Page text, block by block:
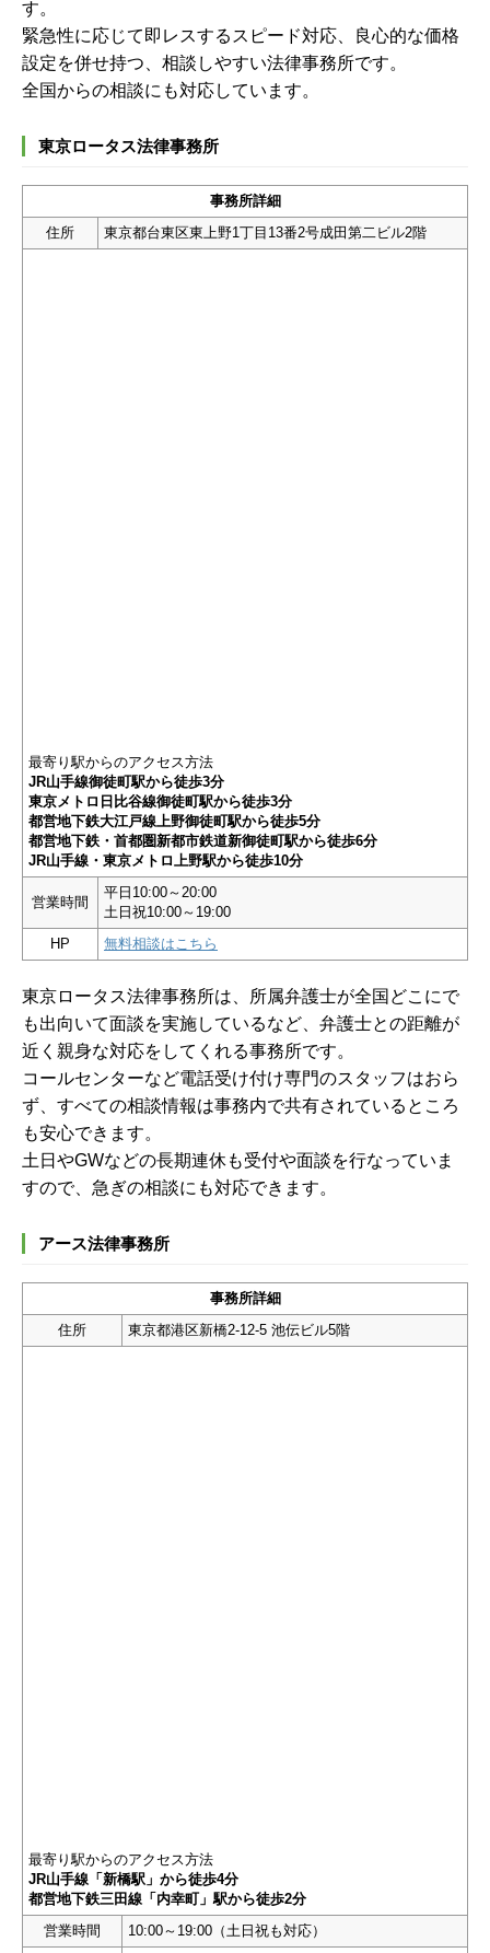
す。
緊急性に応じて即レスするスピード対応、良心的な価格
設定を併せ持つ、相談しやすい法律事務所です。
全国からの相談にも対応しています。
東京ロータス法律事務所
事務所詳細
住所
東京都台東区東上野1丁目13番2号成田第二ビル2階
最寄り駅からのアクセス方法
JR山手線御徒町駅から徒歩3分
東京メトロ日比谷線御徒町駅から徒歩3分
都営地下鉄大江戸線上野御徒町駅から徒歩5分
都営地下鉄・首都圏新都市鉄道新御徒町駅から徒歩6分
JR山手線・東京メトロ上野駅から徒歩10分
営業時間
平日10:00～20:00
土日祝10:00～19:00
HP
無料相談はこちら
東京ロータス法律事務所は、所属弁護士が全国どこにで
も出向いて面談を実施しているなど、弁護士との距離が
近く親身な対応をしてくれる事務所です。
コールセンターなど電話受け付け専門のスタッフはおら
ず、すべての相談情報は事務内で共有されているところ
も安心できます。
土日やGWなどの長期連休も受付や面談を行なっていま
すので、急ぎの相談にも対応できます。
アース法律事務所
事務所詳細
住所
東京都港区新橋2-12-5 池伝ビル5階
最寄り駅からのアクセス方法
JR山手線「新橋駅」から徒歩4分
都営地下鉄三田線「内幸町」駅から徒歩2分
営業時間
10:00～19:00（土日祝も対応）